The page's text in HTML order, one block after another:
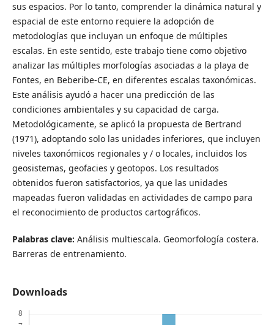
sus espacios. Por lo tanto, comprender la dinámica natural y
espacial de este entorno requiere la adopción de
metodologías que incluyan un enfoque de múltiples
escalas. En este sentido, este trabajo tiene como objetivo
analizar las múltiples morfologías asociadas a la playa de
Fontes, en Beberibe-CE, en diferentes escalas taxonómicas.
Este análisis ayudó a hacer una predicción de las
condiciones ambientales y su capacidad de carga.
Metodológicamente, se aplicó la propuesta de Bertrand
(1971), adoptando solo las unidades inferiores, que incluyen
niveles taxonómicos regionales y / o locales, incluidos los
geosistemas, geofacies y geotopos. Los resultados
obtenidos fueron satisfactorios, ya que las unidades
mapeadas fueron validadas en actividades de campo para
el reconocimiento de productos cartográficos.
Palabras clave: Análisis multiescala. Geomorfología costera.
Barreras de entrenamiento.
Downloads